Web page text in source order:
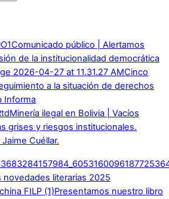
Comunicado público | Alertamos
de la institucionalidad democrática
Cinco
a la situación de derechos
Informa
Minería ilegal en Bolivia | Vacíos
grises y riesgos institucionales.
Cuéllar.
literarias 2025
Presentamos nuestro libro